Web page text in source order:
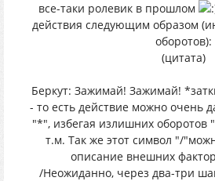
все-таки ролевик в прошлом
действия следующим образом
оборотов):
(цитата)
Беркут: Зажимай! Зажимай!
- то есть действие можно очень
"*", избегая излишних оборотов
т.м. Так же этот символ "/
описание внешних
/Неожиданно, через два-три